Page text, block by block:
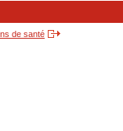
de santé